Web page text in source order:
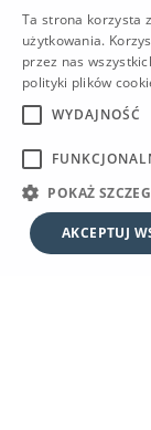
Ta strona korzysta
użytkowania.
przez nas
polityki plików
WYDAJNOŚĆ
POKAŻ
AKCEPTUJ